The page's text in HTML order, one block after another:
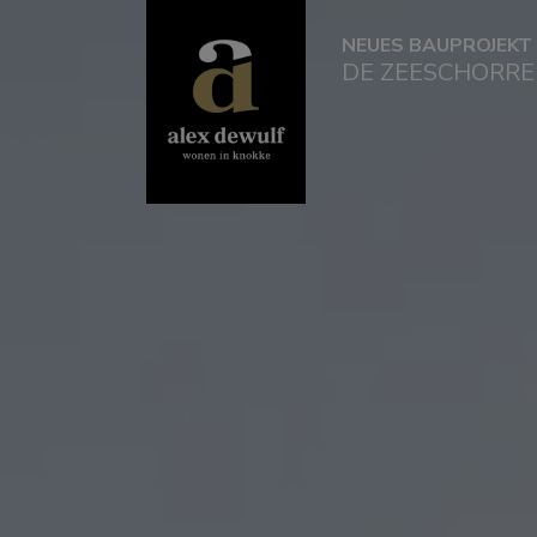
NEUES BAUPROJEKT
DE ZEESCHORRE